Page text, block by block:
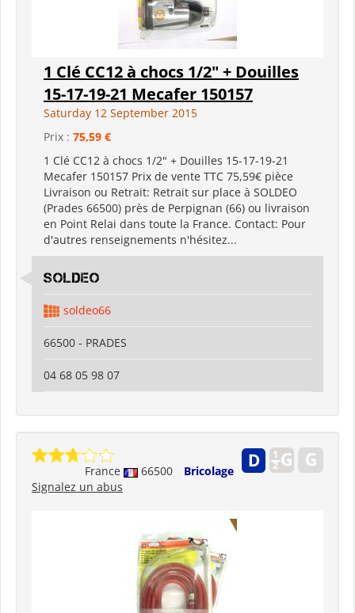
1 Clé CC12 à chocs 1/2" + Douilles
15-17-19-21 Mecafer 150157
Saturday 12 September 2015
Prix : 75,59 €
1 Clé CC12 à chocs 1/2" + Douilles 15-17-19-21
Mecafer 150157 Prix de vente TTC 75,59€ pièce
Livraison ou Retrait: Retrait sur place à SOLDEO
(Prades 66500) près de Perpignan (66) ou livraison
en Point Relai dans toute la France. Contact: Pour
d'autres renseignements n'hésitez...
SOLDEO
soldeo66
66500 - PRADES
04 68 05 98 07
France 66500
Bricolage
Signalez un abus